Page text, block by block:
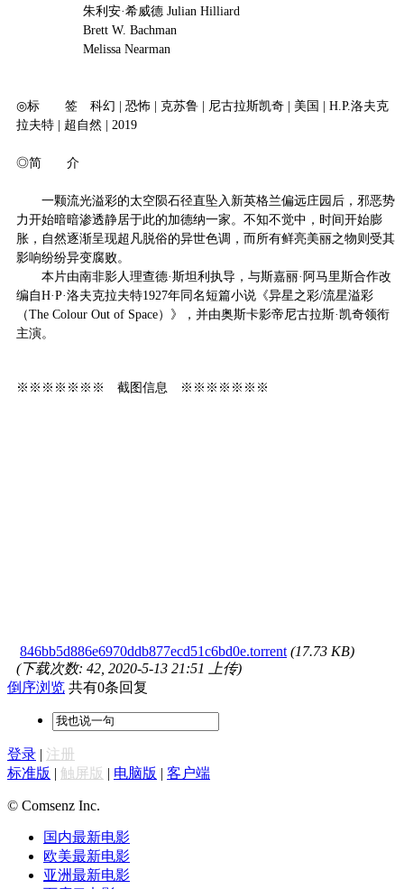
朱利安·希威德 Julian Hilliard
Brett W. Bachman
Melissa Nearman
◎标 签 科幻 | 恐怖 | 克苏鲁 | 尼古拉斯凯奇 | 美国 | H.P.洛夫克
拉夫特 | 超自然 | 2019
◎简 介
一颗流光溢彩的太空陨石径直坠入新英格兰偏远庄园后，邪恶势
力开始暗暗渗透静居于此的加德纳一家。不知不觉中，时间开始膨
胀，自然逐渐呈现超凡脱俗的异世色调，而所有鲜亮美丽之物则受其
影响纷纷异变腐败。
本片由南非影人理查德·斯坦利执导，与斯嘉丽·阿马里斯合作改
编自H·P·洛夫克拉夫特1927年同名短篇小说《异星之彩/流星溢彩
（The Colour Out of Space）》，并由奥斯卡影帝尼古拉斯·凯奇领衔
主演。
※※※※※※※ 截图信息 ※※※※※※※
846bb5d886e6970ddb877ecd51c6bd0e.torrent (17.73 KB)
(下载次数: 42, 2020-5-13 21:51 上传)
倒序浏览 共有0条回复
登录 | 注册
标准版 | 触屏版 | 电脑版 | 客户端
© Comsenz Inc.
国内最新电影
欧美最新电影
亚洲最新电影